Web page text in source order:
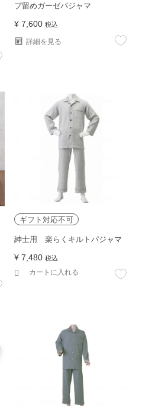
プ留めガーゼパジャマ
¥ 7,600 税込
詳細を見る
ギフト対応不可
紳士用 楽らくキルトパジャマ
¥ 7,480 税込
カートに入れる